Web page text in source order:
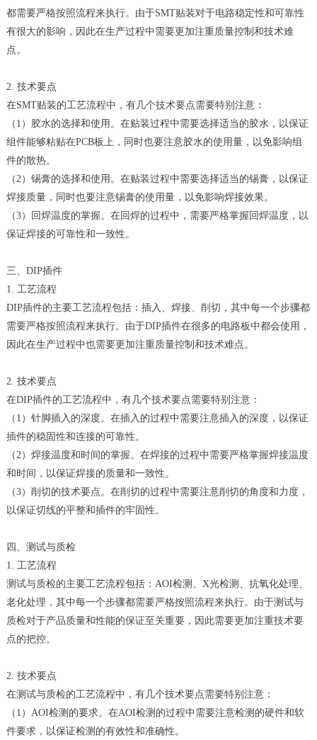
都需要严格按照流程来执行。由于SMT贴装对于电路稳定性和可靠性
有很大的影响，因此在生产过程中需要更加注重质量控制和技术难
点。
2. 技术要点
在SMT贴装的工艺流程中，有几个技术要点需要特别注意：
（1）胶水的选择和使用。在贴装过程中需要选择适当的胶水，以保证
组件能够粘贴在PCB板上，同时也要注意胶水的使用量，以免影响组
件的散热。
（2）锡膏的选择和使用。在贴装过程中需要选择适当的锡膏，以保证
焊接质量，同时也要注意锡膏的使用量，以免影响焊接效果。
（3）回焊温度的掌握。在回焊的过程中，需要严格掌握回焊温度，以
保证焊接的可靠性和一致性。
三、DIP插件
1. 工艺流程
DIP插件的主要工艺流程包括：插入、焊接、削切，其中每一个步骤都
需要严格按照流程来执行。由于DIP插件在很多的电路板中都会使用，
因此在生产过程中也需要更加注重质量控制和技术难点。
2. 技术要点
在DIP插件的工艺流程中，有几个技术要点需要特别注意：
（1）针脚插入的深度。在插入的过程中需要注意插入的深度，以保证
插件的稳固性和连接的可靠性。
（2）焊接温度和时间的掌握。在焊接的过程中需要严格掌握焊接温度
和时间，以保证焊接的质量和一致性。
（3）削切的技术要点。在削切的过程中需要注意削切的角度和力度，
以保证切线的平整和插件的牢固性。
四、测试与质检
1. 工艺流程
测试与质检的主要工艺流程包括：AOI检测、X光检测、抗氧化处理、
老化处理，其中每一个步骤都需要严格按照流程来执行。由于测试与
质检对于产品质量和性能的保证至关重要，因此需要更加注重技术要
点的把控。
2. 技术要点
在测试与质检的工艺流程中，有几个技术要点需要特别注意：
（1）AOI检测的要求。在AOI检测的过程中需要注意检测的硬件和软
件要求，以保证检测的有效性和准确性。